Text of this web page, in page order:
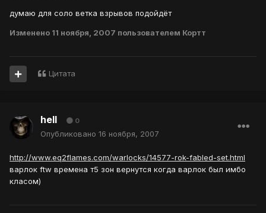
думаю для соло ветка взрывов подойдёт
Изменено 11 ноября, 2007 пользователем Кортт
Цитата
hell 0
Опубликовано 16 ноября, 2007
http://www.eq2flames.com/warlocks/14577-rok-fabled-set.html
варлок ftw времена т5 зон вернутся когда варлок был имбо
класом)